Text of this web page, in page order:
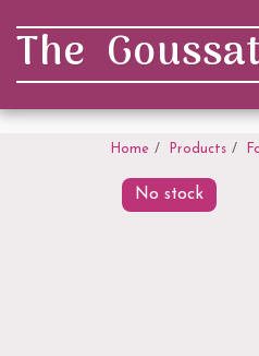
The
Home Products
No stock